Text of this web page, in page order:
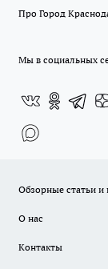
Про Город
Мы в социальных
Обзорные статьи и
О нас
Контакты